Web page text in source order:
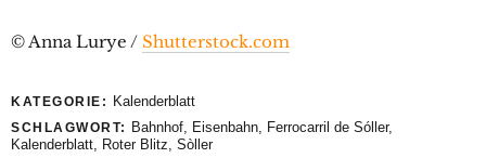
© Anna Lurye / Shutterstock.com
KATEGORIE: Kalenderblatt
SCHLAGWORT: Bahnhof, Eisenbahn, Ferrocarril de Sóller,
Kalenderblatt, Roter Blitz, Sòller